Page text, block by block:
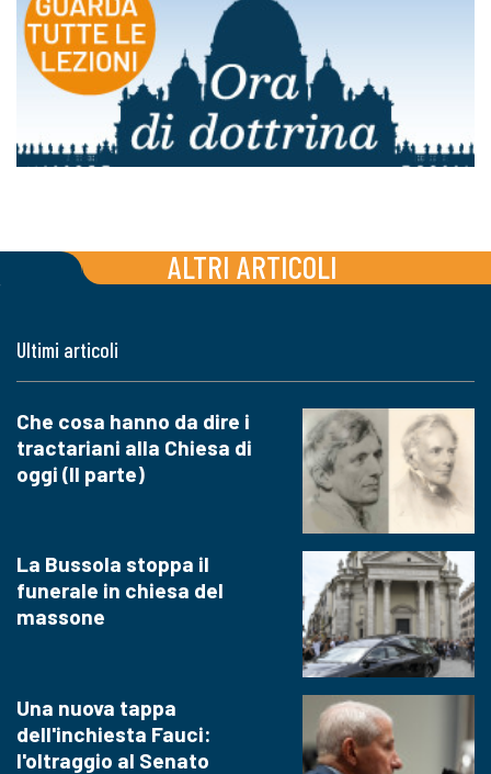
ALTRI ARTICOLI
Ultimi articoli
Che cosa hanno da dire i
tractariani alla Chiesa di
oggi (II parte)
La Bussola stoppa il
funerale in chiesa del
massone
Una nuova tappa
dell'inchiesta Fauci:
l'oltraggio al Senato